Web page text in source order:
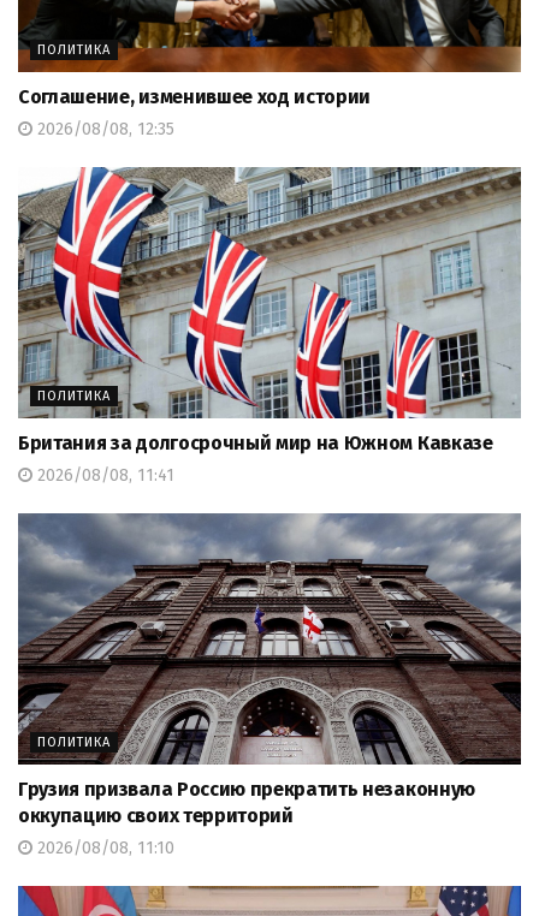
ПОЛИТИКА
Соглашение, изменившее ход истории
2026/08/08, 12:35
ПОЛИТИКА
Британия за долгосрочный мир на Южном Кавказе
2026/08/08, 11:41
ПОЛИТИКА
Грузия призвала Россию прекратить незаконную
оккупацию своих территорий
2026/08/08, 11:10